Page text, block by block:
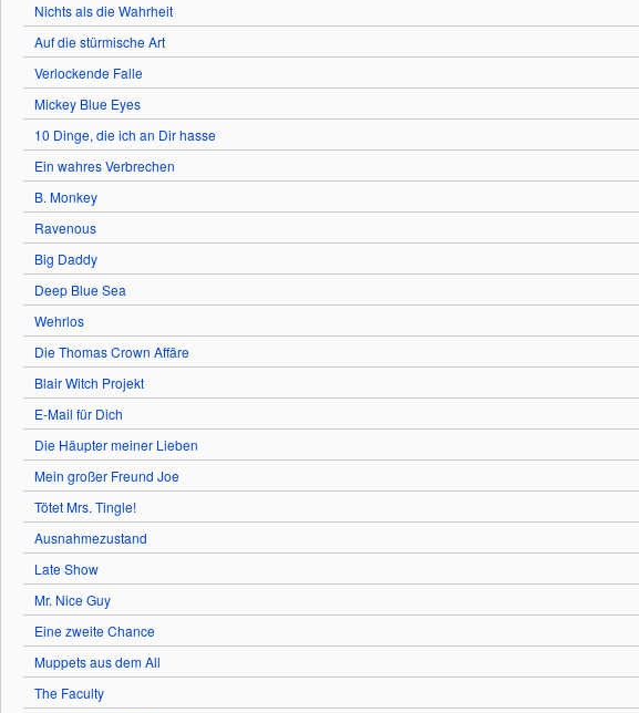
Nichts als die Wahrheit
Auf die stürmische Art
Verlockende Falle
Mickey Blue Eyes
10 Dinge, die ich an Dir hasse
Ein wahres Verbrechen
B. Monkey
Ravenous
Big Daddy
Deep Blue Sea
Wehrlos
Die Thomas Crown Affäre
Blair Witch Projekt
E-Mail für Dich
Die Häupter meiner Lieben
Mein großer Freund Joe
Tötet Mrs. Tingle!
Ausnahmezustand
Late Show
Mr. Nice Guy
Eine zweite Chance
Muppets aus dem All
The Faculty